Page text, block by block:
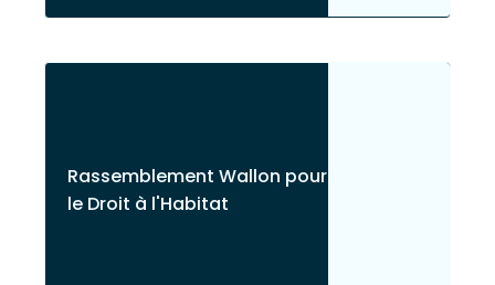
Rassemblement Wallon pour
le Droit à l'Habitat